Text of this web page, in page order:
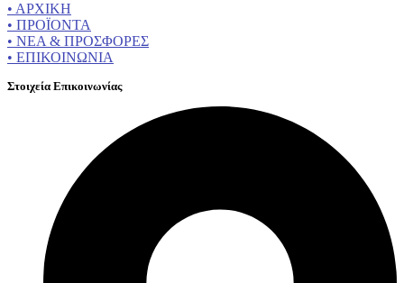
• ΑΡΧΙΚΗ
• ΠΡΟΪΟΝΤΑ
• ΝΕΑ & ΠΡΟΣΦΟΡΕΣ
• ΕΠΙΚΟΙΝΩΝΙΑ
Στοιχεία Επικοινωνίας